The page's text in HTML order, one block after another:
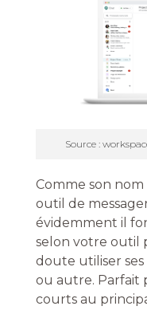
Source :
Comme son nom
outil de
évidemment il
selon votre outil
doute utiliser
ou autre. Parfait
courts au